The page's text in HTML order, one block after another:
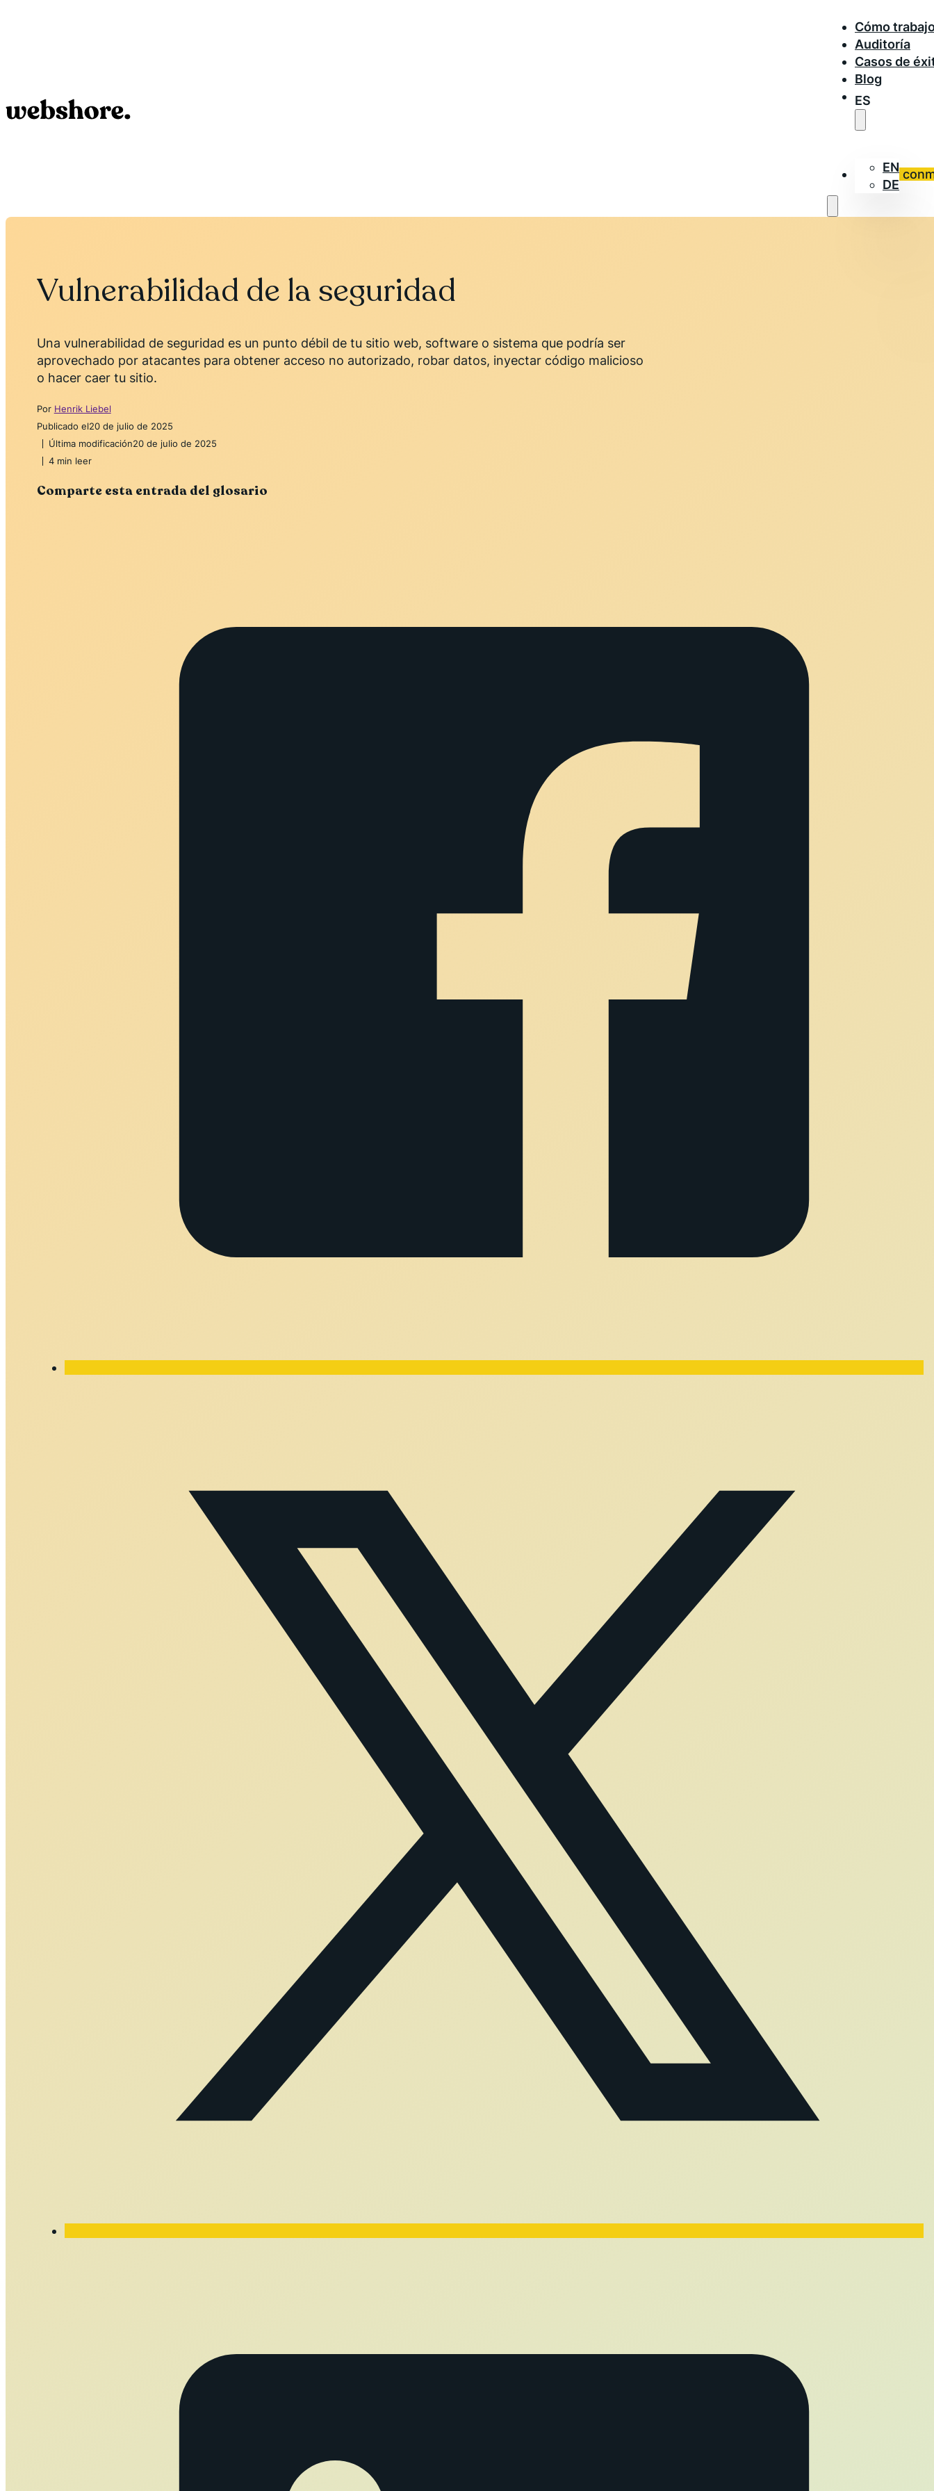
Cómo
Auditoría
Casos de
Blog
ES
EN
DE
Trabaja
Vulnerabilidad de la seguridad
Una vulnerabilidad de seguridad es un punto débil de tu sitio web, software o sistema que podría ser
aprovechado por atacantes para obtener acceso no autorizado, robar datos, inyectar código malicioso
o hacer caer tu sitio.
Por Henrik Liebel
Publicado el20 de julio de 2025
Última modificación20 de julio de 2025
4 min leer
Comparte esta entrada del glosario